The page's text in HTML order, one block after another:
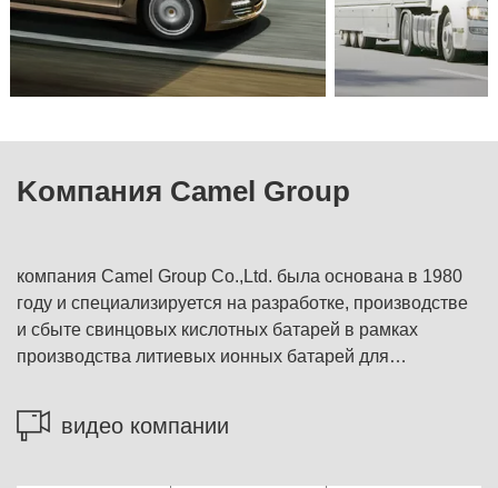
Kомпания Camel Group
компания Camel Group Co.,Ltd. была основана в 1980
году и специализируется на разработке, производстве
и сбыте свинцовых кислотных батарей в рамках
производства литиевых ионных батарей для
использованных и отработанных батарей...
видео компании